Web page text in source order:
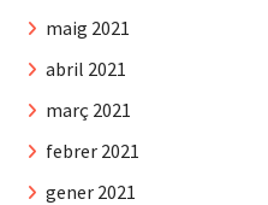
maig 2021
abril 2021
març 2021
febrer 2021
gener 2021